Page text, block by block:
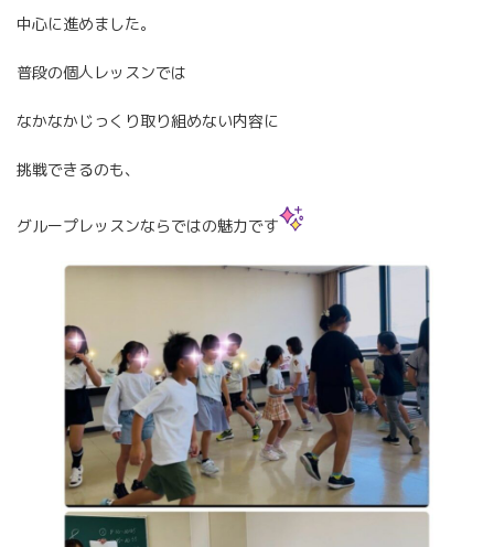
中心に進めました。
普段の個人レッスンでは
なかなかじっくり取り組めない内容に
挑戦できるのも、
グループレッスンならではの魅力です